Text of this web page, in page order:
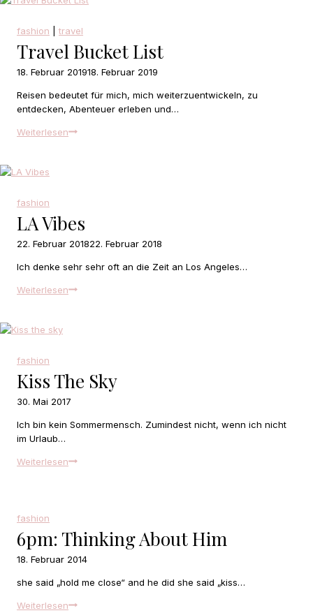
fashion travel
Travel Bucket List
18. Februar 201918. Februar 2019
Reisen bedeutet für mich, mich weiterzuentwickeln, zu
entdecken, Abenteuer erleben und…
WeiterlesenTravel
fashion
LA Vibes
22. Februar 201822. Februar 2018
Ich denke sehr sehr oft an die Zeit an Los Angeles…
WeiterlesenLA
fashion
Kiss The Sky
30. Mai 2017
Ich bin kein Sommermensch. Zumindest nicht, wenn ich nicht
im Urlaub…
WeiterlesenKiss
fashion
6pm: Thinking About Him
18. Februar 2014
she said „hold me close“ and he did she said „kiss…
Weiterlesen6pm: